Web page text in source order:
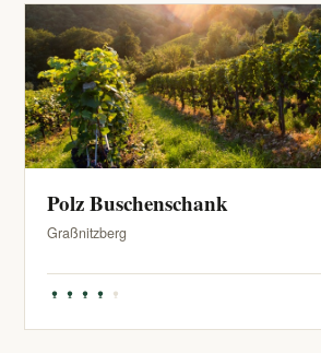
Polz Buschenschank
Graßnitzberg